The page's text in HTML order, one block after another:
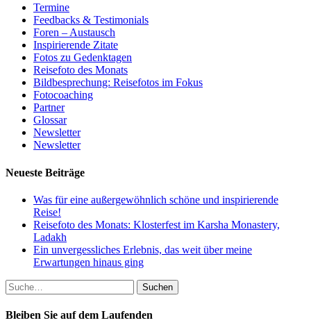
Termine
Feedbacks & Testimonials
Foren – Austausch
Inspirierende Zitate
Fotos zu Gedenktagen
Reisefoto des Monats
Bildbesprechung: Reisefotos im Fokus
Fotocoaching
Partner
Glossar
Newsletter
Newsletter
Neueste Beiträge
Was für eine außergewöhnlich schöne und inspirierende
Reise!
Reisefoto des Monats: Klosterfest im Karsha Monastery,
Ladakh
Ein unvergessliches Erlebnis, das weit über meine
Erwartungen hinaus ging
Suche
nach:
Bleiben Sie auf dem Laufenden